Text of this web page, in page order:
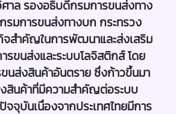
าล รองอธิบดีกรมการขนส่งทาง
รมการขนส่งทางบก กระทรวง
สำคัญในการพัฒนาและส่งเสริม
รขนส่งและระบบโลจิสติกส์ โดย
ขนส่งสินค้าอันตราย ซึ่งก้าวขึ้นมา
สินค้าที่มีความสำคัญต่อระบบ
จุบันเนื่องจากประเทศไทยมีการ